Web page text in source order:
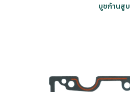
บูชก้านสูบ